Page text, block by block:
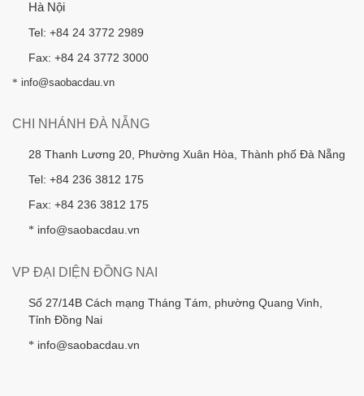
Hà Nội
Tel: +84 24 3772 2989
Fax: +84 24 3772 3000
* info@saobacdau.vn
CHI NHÁNH ĐÀ NẴNG
28 Thanh Lương 20, Phường Xuân Hòa, Thành phố Đà Nẵng
Tel: +84 236 3812 175
Fax: +84 236 3812 175
* info@saobacdau.vn
VP ĐẠI DIỆN ĐỒNG NAI
Số 27/14B Cách mạng Tháng Tám, phường Quang Vinh,
Tỉnh Đồng Nai
* info@saobacdau.vn